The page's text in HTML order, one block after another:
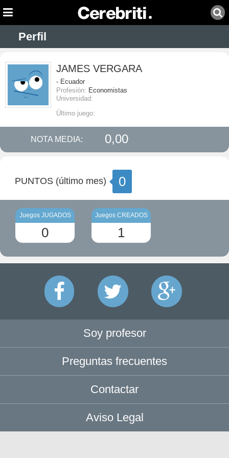
Perfil
JAMES VERGARA
- Ecuador
Profesión: Economistas
Universidad:
Último juego:
NOTA MEDIA: 0,00
PUNTOS (último mes) 0
Juegos JUGADOS
0
Juegos CREADOS
1
Soy profesor
Preguntas frecuentes
Contactar
Aviso Legal